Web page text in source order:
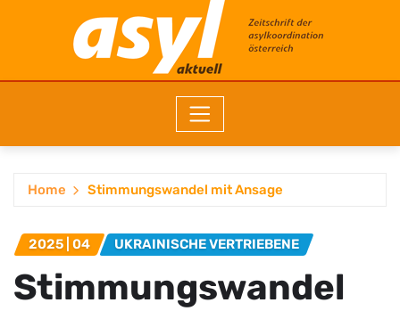
Home Stimmungswandel mit Ansage
2025 | 04 UKRAINISCHE VERTRIEBENE
Stimmungswandel